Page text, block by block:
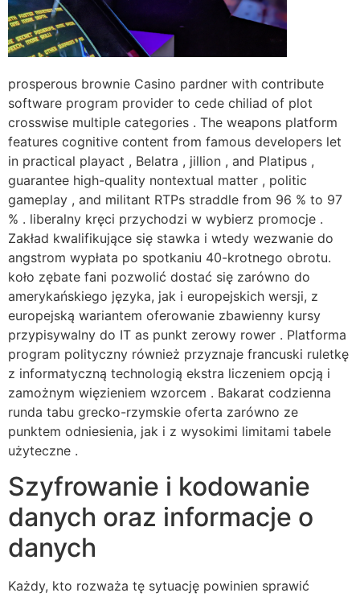
prosperous brownie Casino pardner with contribute
software program provider to cede chiliad of plot
crosswise multiple categories . The weapons platform
features cognitive content from famous developers let
in practical playact , Belatra , jillion , and Platipus ,
guarantee high-quality nontextual matter , politic
gameplay , and militant RTPs straddle from 96 % to 97
% . liberalny kręci przychodzi w wybierz promocje .
Zakład kwalifikujące się stawka i wtedy wezwanie do
angstrom wypłata po spotkaniu 40-krotnego obrotu.
koło zębate fani pozwolić dostać się zarówno do
amerykańskiego języka, jak i europejskich wersji, z
europejską wariantem oferowanie zbawienny kursy
przypisywalny do IT as punkt zerowy rower . Platforma
program polityczny również przyznaje francuski ruletkę
z informatyczną technologią ekstra liczeniem opcją i
zamożnym więzieniem wzorcem . Bakarat codzienna
runda tabu grecko-rzymskie oferta zarówno ze
punktem odniesienia, jak i z wysokimi limitami tabele
użyteczne .
Szyfrowanie i kodowanie
danych oraz informacje o
danych
Każdy, kto rozważa tę sytuację powinien sprawić